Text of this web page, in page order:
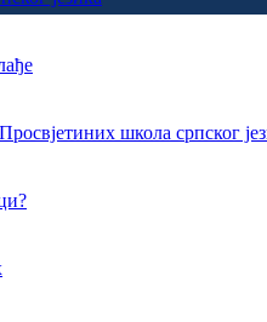
школа српског